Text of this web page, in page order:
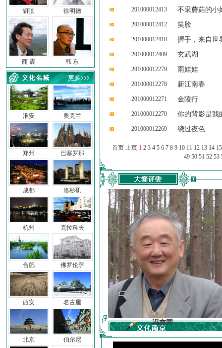
胡弦 徐明德
商 震 韩 东
淮安
郑州
成都
杭州
合肥
西安
北京
奥克兰
巴塞罗那
洛杉矶
克拉科夫
佛罗伦萨
名古屋
伯尔尼
201000012413 不采蘑菇的小
201000012412 笑脸
201000012410 握手，来自世
201000012409 玄武湖
201000012279 雨娃娃
201000012278 新江南春
201000012271 金陵行
201000012270 你的背影是我
201000012269 绕过夜色
首页 上页 1 2 3 4 5 6 7 8 9 10 11 12 13 14 15
49 50 51 52 53
车前子 冯亦同